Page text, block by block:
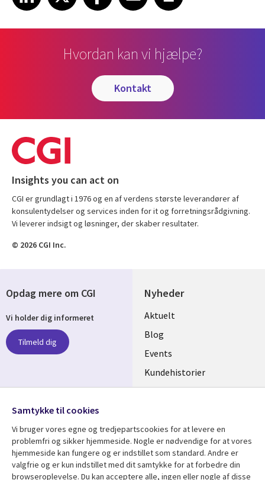
Hvordan kan vi hjælpe?
kontakt
Insights you can act on
CGI er grundlagt i 1976 og en af verdens største leverandører af
konsulentydelser og services inden for it og forretningsrådgivning.
Vi leverer indsigt og løsninger, der skaber resultater.
© 2026 CGI Inc.
Nyheder
Useful
links
DENMARK
Aktuelt
Blog
Events
Kundehistorier
Videoer
Se mere Support
Opdag mere om CGI
Vi holder dig informeret
Tilmeld dig
Media
DENMARK
Samtykke til cookies
Vi bruger vores egne og tredjepartscookies for at levere en
problemfri og sikker hjemmeside. Nogle er nødvendige for at vores
hjemmeside kan fungere og er indstillet som standard. Andre er
valgfrie og er kun indstillet med dit samtykke for at forbedre din
browseroplevelse. Du kan acceptere alle, ingen eller nogle af disse